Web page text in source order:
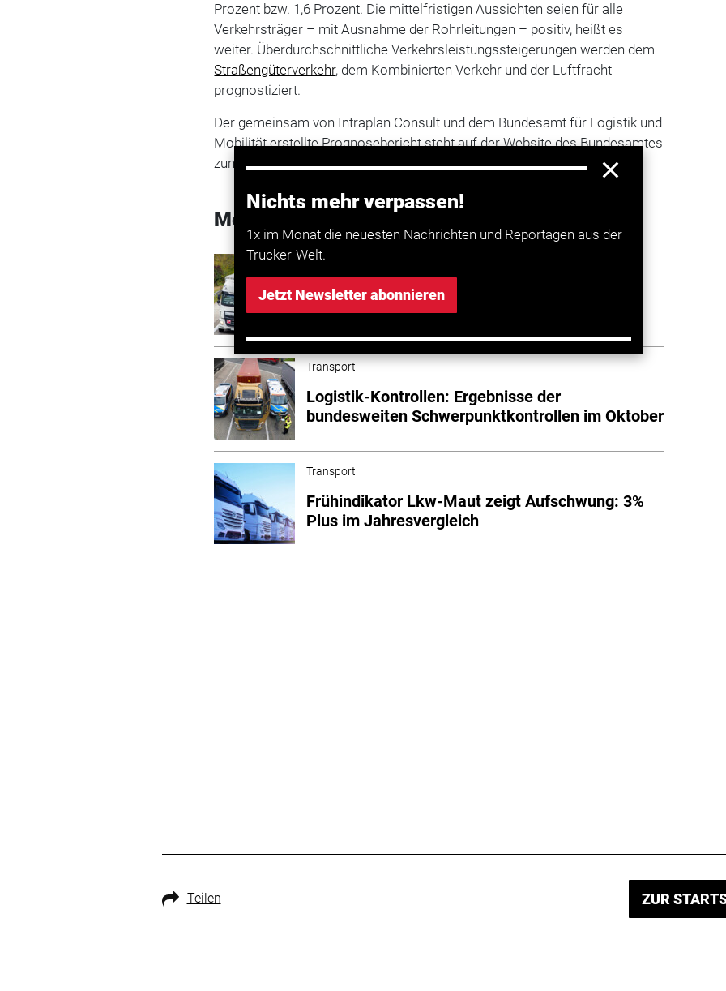
Nichts mehr verpassen!
1x im Monat die neuesten Nachrichten und Reportagen aus der
Trucker-Welt.
Jetzt Newsletter abonnieren
Prozent bzw. 1,6 Prozent. Die mittelfristigen Aussichten seien für alle
Verkehrsträger – mit Ausnahme der Rohrleitungen – positiv, heißt es
weiter. Überdurchschnittliche Verkehrsleistungssteigerungen werden dem
Straßengüterverkehr, dem Kombinierten Verkehr und der Luftfracht
prognostiziert.
Der gemeinsam von Intraplan Consult und dem Bundesamt für Logistik und
Mobilität erstellte Prognosebericht steht auf der Website des Bundesamtes
zum
kostenfreien Downloadzur Verfügung.
Mehr zum Thema entdecken
Transport
Lkw-Fahrleistung legt im Oktober deutlich zu
Transport
Logistik-Kontrollen: Ergebnisse der
bundesweiten Schwerpunktkontrollen im Oktober
Transport
Frühindikator Lkw-Maut zeigt Aufschwung: 3%
Plus im Jahresvergleich
Teilen ZUR